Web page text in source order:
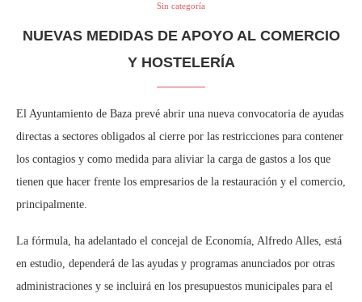
Sin categoría
NUEVAS MEDIDAS DE APOYO AL COMERCIO
Y HOSTELERÍA
El Ayuntamiento de Baza prevé abrir una nueva convocatoria de ayudas
directas a sectores obligados al cierre por las restricciones para contener
los contagios y como medida para aliviar la carga de gastos a los que
tienen que hacer frente los empresarios de la restauración y el comercio,
principalmente.
La fórmula, ha adelantado el concejal de Economía, Alfredo Alles, está
en estudio, dependerá de las ayudas y programas anunciados por otras
administraciones y se incluirá en los presupuestos municipales para el